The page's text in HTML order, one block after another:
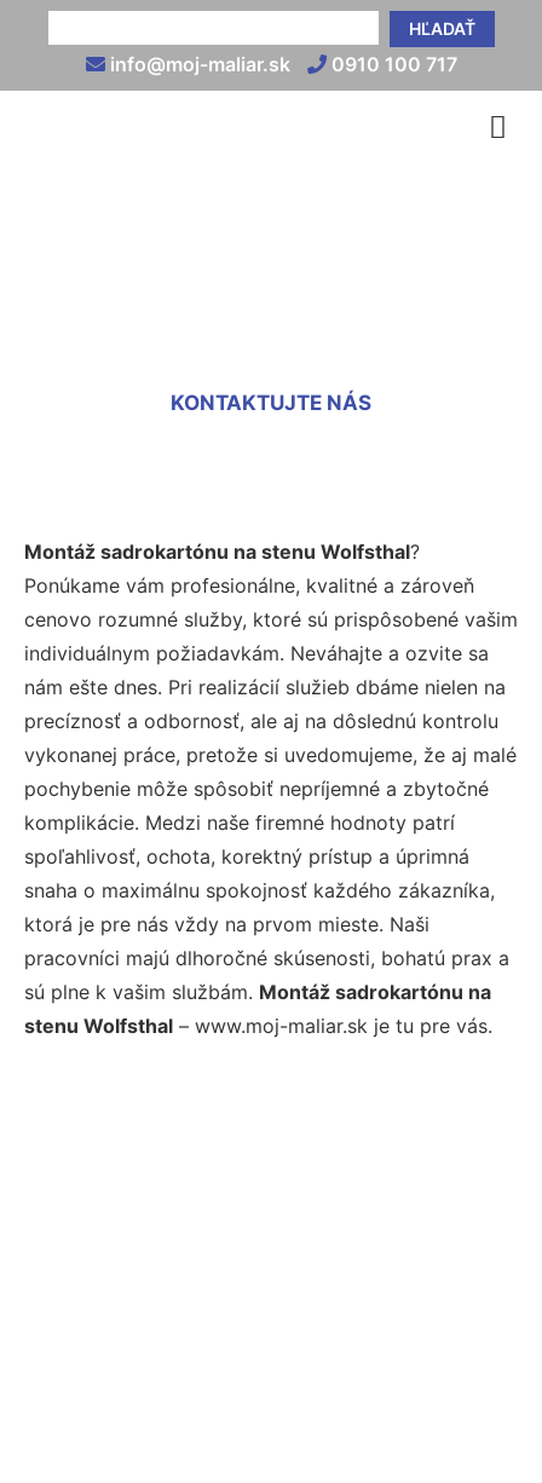
HĽADAŤ
info@moj-maliar.sk 0910 100 717
KONTAKTUJTE NÁS
Montáž sadrokartónu na stenu Wolfsthal?
Ponúkame vám profesionálne, kvalitné a zároveň
cenovo rozumné služby, ktoré sú prispôsobené vašim
individuálnym požiadavkám. Neváhajte a ozvite sa
nám ešte dnes. Pri realizácií služieb dbáme nielen na
precíznosť a odbornosť, ale aj na dôslednú kontrolu
vykonanej práce, pretože si uvedomujeme, že aj malé
pochybenie môže spôsobiť nepríjemné a zbytočné
komplikácie. Medzi naše firemné hodnoty patrí
spoľahlivosť, ochota, korektný prístup a úprimná
snaha o maximálnu spokojnosť každého zákazníka,
ktorá je pre nás vždy na prvom mieste. Naši
pracovníci majú dlhoročné skúsenosti, bohatú prax a
sú plne k vašim službám. Montáž sadrokartónu na
stenu Wolfsthal – www.moj-maliar.sk je tu pre vás.